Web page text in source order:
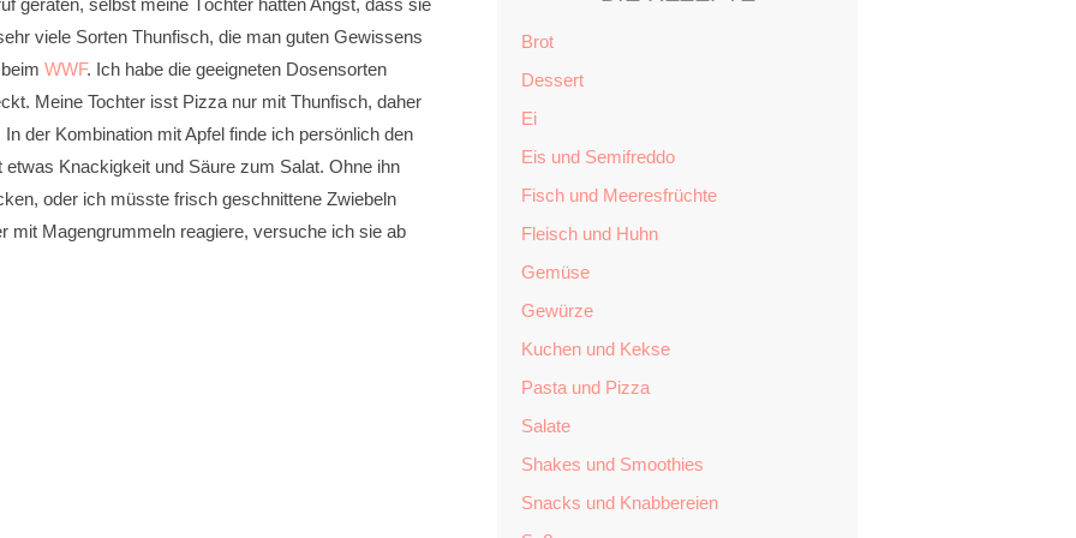
geraten, selbst meine Töchter hatten Angst, dass sie
viele Sorten Thunfisch, die man guten Gewissens
WWF. Ich habe die geeigneten Dosensorten
Meine Tochter isst Pizza nur mit Thunfisch, daher
der Kombination mit Apfel finde ich persönlich den
Knackigkeit und Säure zum Salat. Ohne ihn
oder ich müsste frisch geschnittene Zwiebeln
mit Magengrummeln reagiere, versuche ich sie ab
Brot
Dessert
Ei
Eis und Semifreddo
Fisch und Meeresfrüchte
Fleisch und Huhn
Gemüse
Gewürze
Kuchen und Kekse
Pasta und Pizza
Salate
Shakes und Smoothies
Snacks und Knabbereien